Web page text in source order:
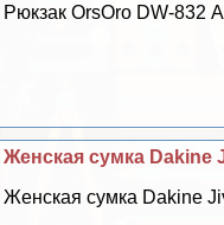
Рюкзак OrsOro DW-832
Женская сумка Dakine
Женская сумка Dakine